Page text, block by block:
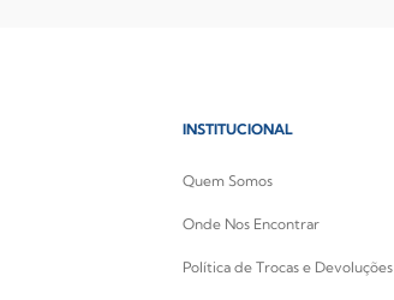
INSTITUCIONAL
Quem Somos
Onde Nos Encontrar
Política de Trocas e Devoluções